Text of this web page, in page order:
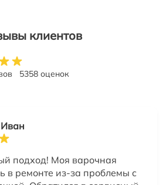
клиентов
5358 оценок
подход! Моя варочная
в ремонте из-за проблемы с